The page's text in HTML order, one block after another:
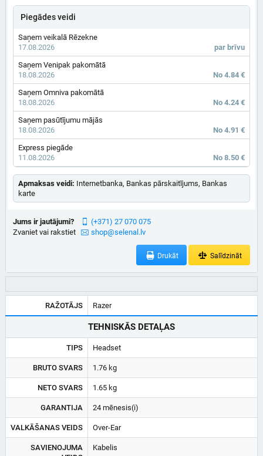
Piegādes veidi
Saņem veikalā Rēzekne
17.08.2026
par brīvu
Saņem Venipak pakomātā
18.08.2026
No 4.84 €
Saņem Omniva pakomātā
18.08.2026
No 4.24 €
Saņem pasūtījumu mājās
18.08.2026
No 4.91 €
Express piegāde
11.08.2026
No 8.50 €
Apmaksas veidi: Internetbanka, Bankas pārskaitījums, Bankas
karte
Jums ir jautājumi?
Zvaniet vai rakstiet
(+371) 27 070 075
shop@selenal.lv
Drukāt Salīdzināt
RAŽOTĀJS Razer
TEHNISKĀS DETAĻAS
TIPS Headset
BRUTO SVARS 1.76 kg
NETO SVARS 1.65 kg
GARANTIJA 24 mēnesis(i)
VALKĀŠANAS VEIDS Over-Ear
SAVIENOJUMA
Kabelis